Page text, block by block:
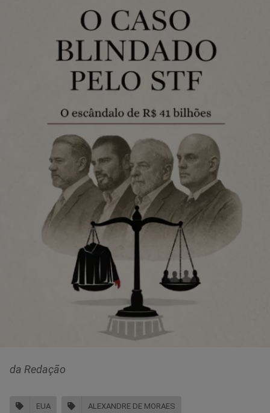
da Redação
EUA ALEXANDRE DE MORAES